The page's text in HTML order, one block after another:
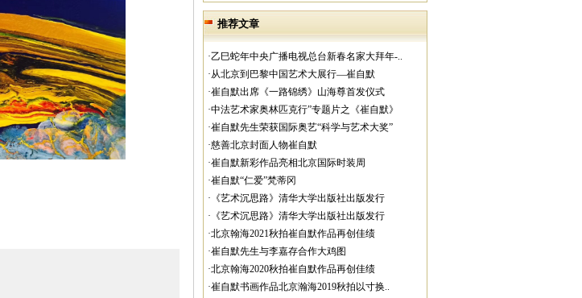
推荐文章
·乙巳蛇年中央广播电视总台新春名家大拜年-..
·从北京到巴黎中国艺术大展行—崔自默
·崔自默出席《一路锦绣》山海尊首发仪式
·中法艺术家奥林匹克行”专题片之《崔自默》
·崔自默先生荣获国际奥艺“科学与艺术大奖”
·慈善北京封面人物崔自默
·崔自默新彩作品亮相北京国际时装周
·崔自默“仁爱”梵蒂冈
·《艺术沉思路》清华大学出版社出版发行
·《艺术沉思路》清华大学出版社出版发行
·北京翰海2021秋拍崔自默作品再创佳绩
·崔自默先生与李嘉存合作大鸡图
·北京翰海2020秋拍崔自默作品再创佳绩
·崔自默书画作品北京瀚海2019秋拍以寸换..